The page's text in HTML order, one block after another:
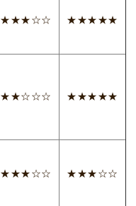
★★★☆☆ ★★★★★
★★☆☆☆ ★★★★★
★★★☆☆ ★★★☆☆